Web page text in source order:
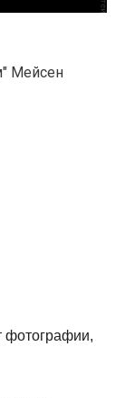
Мейсен
фотографии,